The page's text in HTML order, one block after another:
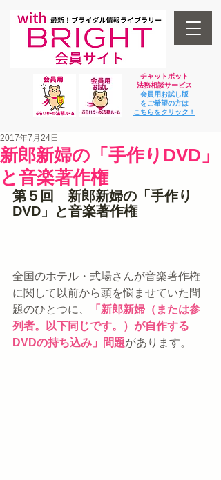
チャットボット
法務相談サービス
会員用お試し版
をご希望の方は
​こちらをクリック！
新郎新婦の「手作りDVD」
と音楽著作権
2017年7月24日
第５回　新郎新婦の「手作り
DVD」と音楽著作権
全国のホテル・式場さんが音楽著作権
に関して以前から頭を悩ませていた問
題のひとつに、
「新郎新婦（または参
列者。以下同じです。）が自作する
DVDの持ち込み」問題があります。